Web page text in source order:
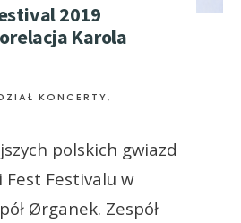
2019
Karola
KONCERTY,
polskich gwiazd
Festivalu w
Ørganek. Zespół